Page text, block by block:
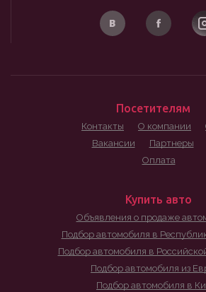
Посетителям
Контакты О компании
Вакансии
Партнеры
Оплата
Купить авто
Объявления о продаже
Подбор автомобиля в
Подбор автомобиля в
Подбор автомобиля из
Подбор автомобиля в